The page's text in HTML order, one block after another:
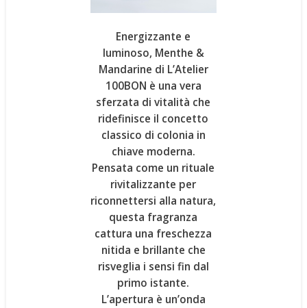
Energizzante e
luminoso, Menthe &
Mandarine di L’Atelier
100BON è una vera
sferzata di vitalità che
ridefinisce il concetto
classico di colonia in
chiave moderna.
Pensata come un rituale
rivitalizzante per
riconnettersi alla natura,
questa fragranza
cattura una freschezza
nitida e brillante che
risveglia i sensi fin dal
primo istante.
L’apertura è un’onda